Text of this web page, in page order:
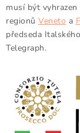
Podmínky
Kontakty
O nás
musí být
regionů Veneto a
předseda
Telegraph.